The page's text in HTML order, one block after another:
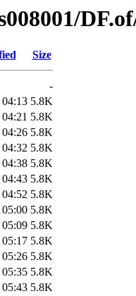
Size
-
5.8K
5.8K
5.8K
5.8K
5.8K
5.8K
5.8K
5.8K
5.8K
5.8K
5.8K
5.8K
5.8K